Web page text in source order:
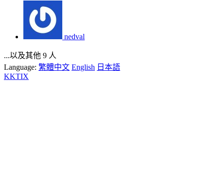
nedval
...以及其他 9 人
Language: 繁體中文 English 日本語
KKTIX